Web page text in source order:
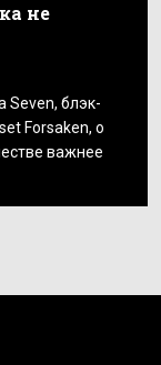
не
Seven, блэк-
Forsaken, о
важнее